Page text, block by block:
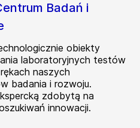
Badań i
obiekty
laboratoryjnych testów
naszych
badania i rozwoju.
zdobytą na
innowacji.